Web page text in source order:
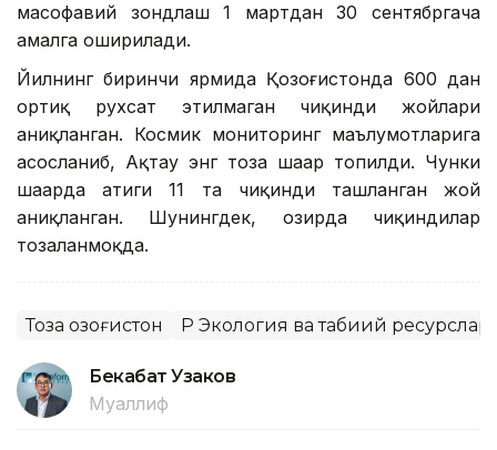
масофавий зондлаш 1 мартдан 30 сентябргача
амалга оширилади.
Йилнинг биринчи ярмида Қозоғистонда 600 дан
ортиқ рухсат этилмаган чиқинди жойлари
аниқланган. Космик мониторинг маълумотларига
асосланиб, Ақтау энг тоза шаҳар топилди. Чунки
шаҳарда атиги 11 та чиқинди ташланган жой
аниқланган. Шунингдек, ҳозирда чиқиндилар
тозаланмоқда.
Тоза Қозоғистон ҚР Экология ва табиий
Бекабат Узаков
Муаллиф